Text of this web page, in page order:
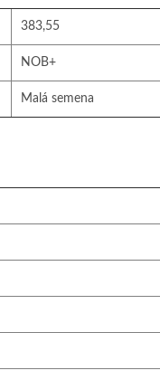
383,55
NOB+
Malá semena